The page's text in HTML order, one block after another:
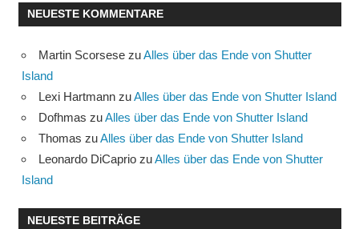
NEUESTE KOMMENTARE
Martin Scorsese zuAlles über das Ende von Shutter
Island
Lexi Hartmann zuAlles über das Ende von Shutter Island
Dofhmas zuAlles über das Ende von Shutter Island
Thomas zuAlles über das Ende von Shutter Island
Leonardo DiCaprio zuAlles über das Ende von Shutter
Island
NEUESTE BEITRÄGE